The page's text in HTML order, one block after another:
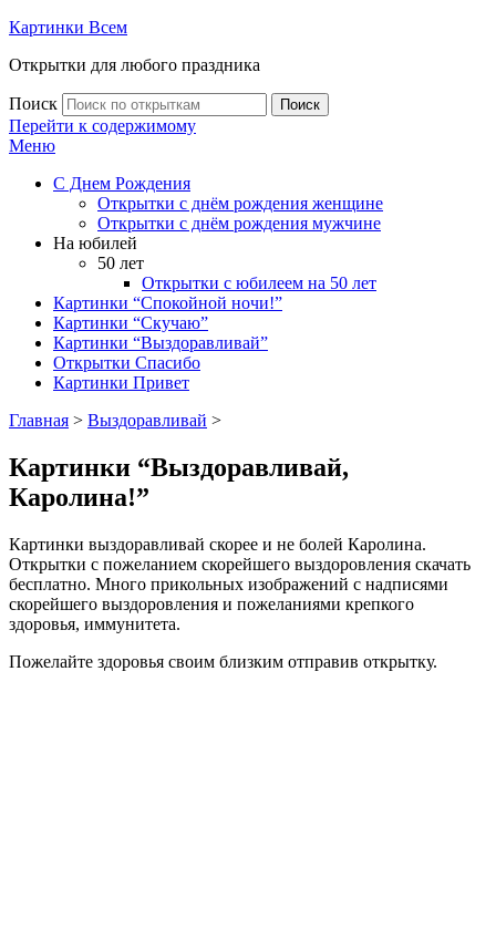
Картинки Всем
Открытки для любого праздника
Поиск Поиск
Перейти к содержимому
Меню
С Днем Рождения
Открытки с днём рождения женщине
Открытки с днём рождения мужчине
На юбилей
50 лет
Открытки с юбилеем на 50 лет
Картинки “Спокойной ночи!”
Картинки “Скучаю”
Картинки “Выздоравливай”
Открытки Спасибо
Картинки Привет
Главная > Выздоравливай >
Картинки “Выздоравливай,
Каролина!”
Картинки выздоравливай скорее и не болей Каролина.
Открытки с пожеланием скорейшего выздоровления скачать
бесплатно. Много прикольных изображений с надписями
скорейшего выздоровления и пожеланиями крепкого
здоровья, иммунитета.
Пожелайте здоровья своим близким отправив открытку.